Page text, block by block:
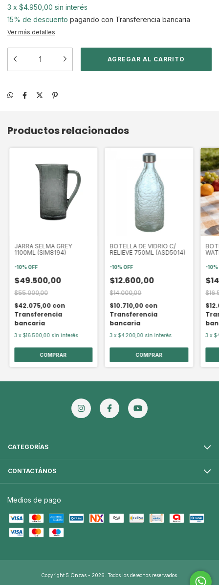
3 x $4.950,00 sin interés
15% de descuento pagando con Transferencia bancaria
Ver más detalles
Productos relacionados
JARRA SELMA GREY
1100ML (SIM8194)
-10%OFF
$49.500,00
$55.000,00
$42.075,00 con
Transferencia
bancaria
3 x $16.500,00 sin interés
BOTELLA DE VIDRIO C/
RELIEVE 750ML (ASD5014)
-10%OFF
$12.600,00
$14.000,00
$10.710,00 con
Transferencia
bancaria
3 x $4.200,00 sin interés
-10%
3 x
CATEGORÍAS
CONTACTÁNOS
Medios de pago
Copyright 5 Onzas - 2026. Todos los derechos reservados.